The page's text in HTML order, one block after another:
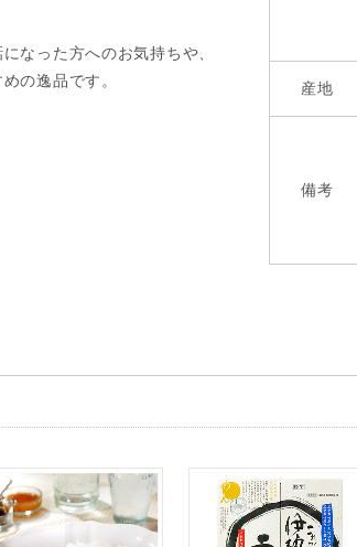
なった方へのお気持ちや、
の逸品です。
産地
備考